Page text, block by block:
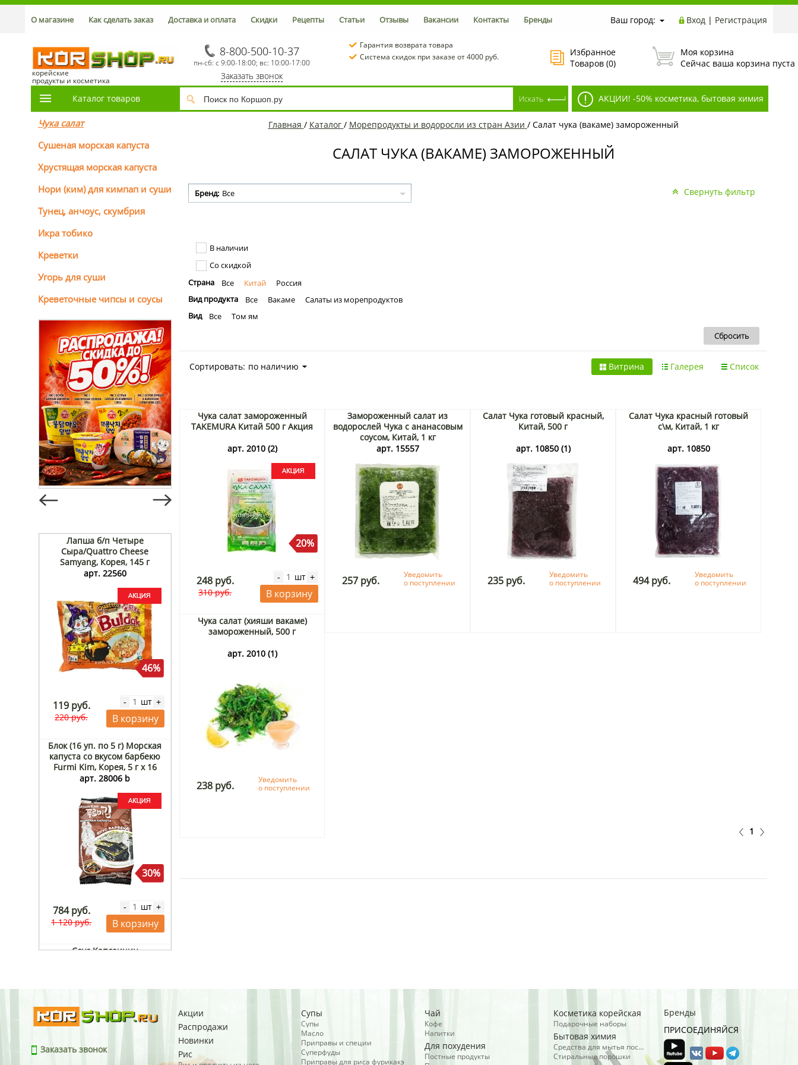
Ваш город: Вход | Регистрация
О магазине Как сделать заказ Доставка и оплата Скидки Рецепты Статьи Отзывы Вакансии Контакты Бренды
корейские
продукты и косметика
8-800-500-10-37
пн-сб: с 9:00-18:00; вс: 10:00-17:00
Заказать звонок
Гарантия возврата товара
Система скидок при заказе от 4000 руб.
Избранное
Товаров (0)
Моя корзина
Сейчас ваша корзина пуста
Каталог товаров АКЦИИ! -50% косметика, бытовая химия
Чука салат
Сушеная морская капуста
Хрустящая морская капуста
Нори (ким) для кимпап и суши
Тунец, анчоус, скумбрия
Икра тобико
Креветки
Угорь для суши
Креветочные чипсы и соусы
Лапша б/п Четыре
Сыра/Quattro Cheese
Samyang, Корея, 145 г
арт. 22560
46%
119 руб.
220 руб.
- шт +
В корзину
Блок (16 уп. по 5 г) Морская
капуста со вкусом барбекю
Furmi Kim, Корея, 5 г х 16
шт.
арт. 28006 b
30%
784 руб.
1 120 руб.
- шт +
В корзину
Соус Капсаицин
Главная / Каталог / Морепродукты и водоросли из стран Азии / Салат чука (вакаме) замороженный
САЛАТ ЧУКА (ВАКАМЕ) ЗАМОРОЖЕННЫЙ
Свернуть фильтр
Бренд: Все
В наличии
Со скидкой
Страна
Все Китай
Россия
Вид продукта
Все Вакаме
Салаты из морепродуктов
Вид
Все Том ям
Список
Галерея
Витрина
Сортировать: по наличию
Чука салат замороженный
TAKEMURA Китай 500 г Акция
арт. 2010 (2)
20%
248 руб.
310 руб.
- шт +
В корзину
Замороженный салат из
водорослей Чука с ананасовым
соусом, Китай, 1 кг
арт. 15557
257 руб.
Уведомить
о поступлении
Салат Чука готовый красный,
Китай, 500 г
арт. 10850 (1)
235 руб.
Уведомить
о поступлении
Салат Чука красный готовый
с\м, Китай, 1 кг
арт. 10850
494 руб.
Уведомить
о поступлении
Чука салат (хияши вакаме)
замороженный, 500 г
арт. 2010 (1)
238 руб.
Уведомить
о поступлении
1
Заказать звонок
Акции
Распродажи
Новинки
Рис
Супы
Супы
Масло
Приправы и специи
Суперфуды
Приправы для риса фурикакэ
Чай
Кофе
Напитки
Для похудения
Постные продукты
Косметика корейская
Подарочные наборы
Бытовая химия
Средства для мытья посуды
Стиральные порошки
Бренды
ПРИСОЕДИНЯЙСЯ